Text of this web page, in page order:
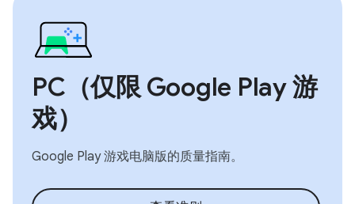
PC（仅限 Google Play 游
戏）
Google Play 游戏电脑版的质量指南。